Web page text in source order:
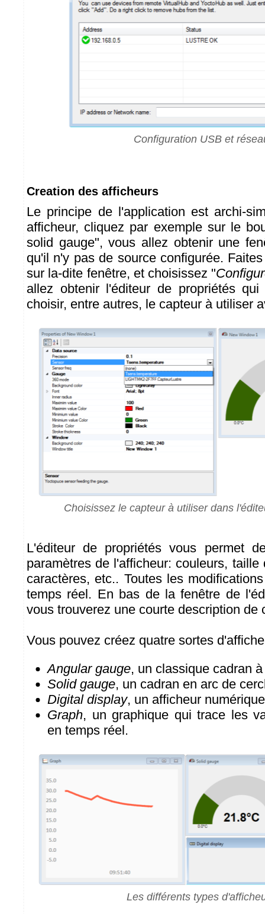
Configuration USB et
Creation des afficheurs
Le principe de l'application est archi-
afficheur, cliquez par exemple sur le
solid gauge", vous allez obtenir une
qu'il n'y pas de source configurée.
sur la-dite fenêtre, et choisissez "
allez obtenir l'éditeur de propriétés
choisir, entre autres, le capteur à utiliser
Choisissez le capteur à utiliser dans
L'éditeur de propriétés vous permet
paramètres de l'afficheur: couleurs,
caractères, etc.. Toutes les
temps réel. En bas de la fenêtre de
vous trouverez une courte description de
Vous pouvez créez quatre sortes
Angular gauge, un classique cadran
Solid gauge, un cadran en arc de
Digital display, un afficheur
Graph, un graphique qui trace les
en temps réel.
Les différents types